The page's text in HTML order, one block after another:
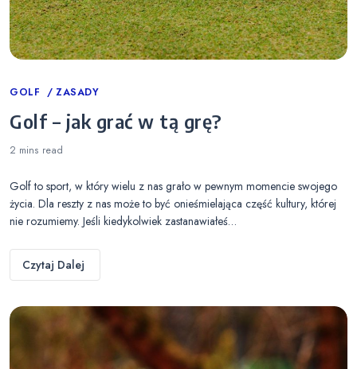
Categories
GOLF ZASADY
Golf – jak grać w tą grę?
2 mins read
Golf to sport, w który wielu z nas grało w pewnym momencie swojego
życia. Dla reszty z nas może to być onieśmielająca część kultury, której
nie rozumiemy. Jeśli kiedykolwiek zastanawiałeś…
Czytaj Dalej